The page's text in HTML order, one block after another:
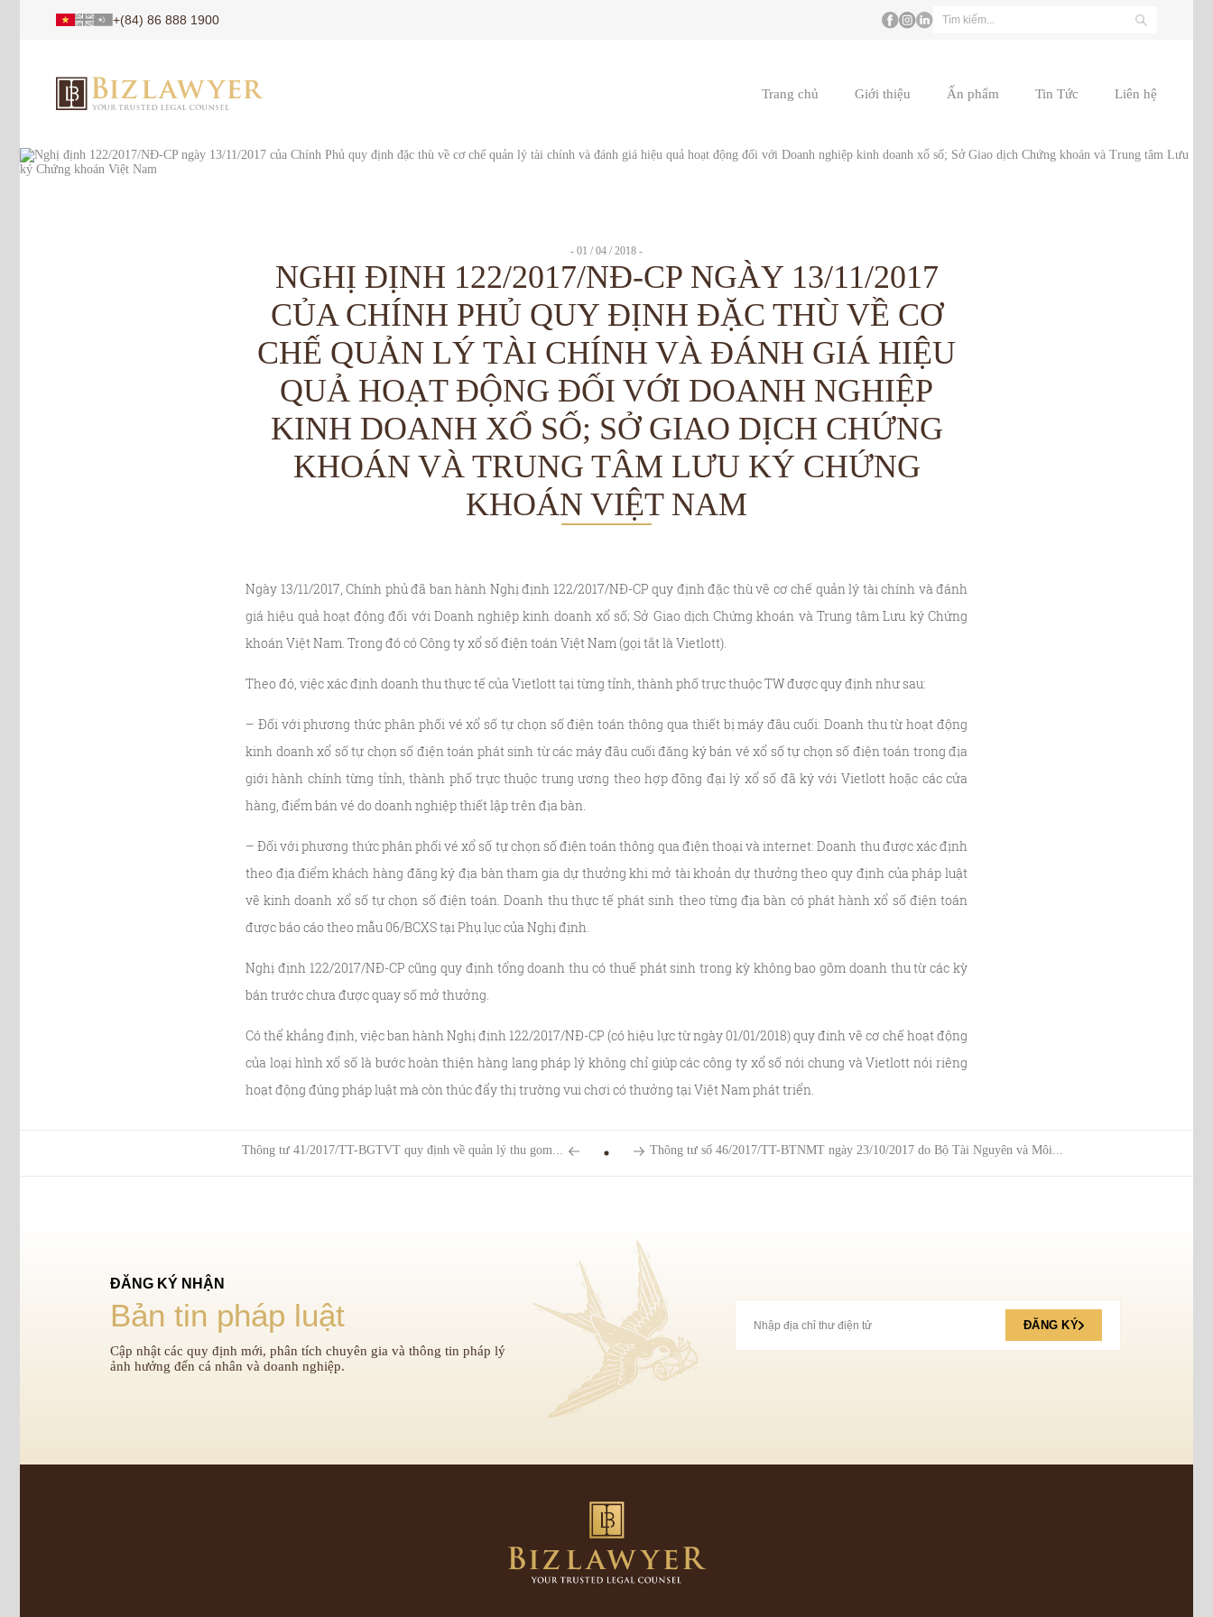
+(84) 86 888 1900
Trang chủ Giới thiệu Ấn phẩm Tin Tức Liên hệ
- 01 / 04 / 2018 -
NGHỊ ĐỊNH 122/2017/NĐ-CP NGÀY 13/11/2017
CỦA CHÍNH PHỦ QUY ĐỊNH ĐẶC THÙ VỀ CƠ
CHẾ QUẢN LÝ TÀI CHÍNH VÀ ĐÁNH GIÁ HIỆU
QUẢ HOẠT ĐỘNG ĐỐI VỚI DOANH NGHIỆP
KINH DOANH XỔ SỐ; SỞ GIAO DỊCH CHỨNG
KHOÁN VÀ TRUNG TÂM LƯU KÝ CHỨNG
KHOÁN VIỆT NAM
Ngày 13/11/2017, Chính phủ đã ban hành Nghị định 122/2017/NĐ-CP quy định đặc thù về cơ chế quản lý tài chính và đánh
giá hiệu quả hoạt động đối với Doanh nghiệp kinh doanh xổ số; Sở Giao dịch Chứng khoán và Trung tâm Lưu ký Chứng
khoán Việt Nam. Trong đó có Công ty xổ số điện toán Việt Nam (gọi tắt là Vietlott).
Theo đó, việc xác định doanh thu thực tế của Vietlott tại từng tỉnh, thành phố trực thuộc TW được quy định như sau:
– Đối với phương thức phân phối vé xổ số tự chọn số điện toán thông qua thiết bị máy đầu cuối: Doanh thu từ hoạt động
kinh doanh xổ số tự chọn số điện toán phát sinh từ các máy đầu cuối đăng ký bán vé xổ số tự chọn số điện toán trong địa
giới hành chính từng tỉnh, thành phố trực thuộc trung ương theo hợp đồng đại lý xổ số đã ký với Vietlott hoặc các cửa
hàng, điểm bán vé do doanh nghiệp thiết lập trên địa bàn.
– Đối với phương thức phân phối vé xổ số tự chọn số điện toán thông qua điện thoại và internet: Doanh thu được xác định
theo địa điểm khách hàng đăng ký địa bàn tham gia dự thưởng khi mở tài khoản dự thưởng theo quy định của pháp luật
về kinh doanh xổ số tự chọn số điện toán. Doanh thu thực tế phát sinh theo từng địa bàn có phát hành xổ số điện toán
được báo cáo theo mẫu 06/BCXS tại Phụ lục của Nghị định.
Nghị định 122/2017/NĐ-CP cũng quy định tổng doanh thu có thuế phát sinh trong kỳ không bao gồm doanh thu từ các kỳ
bán trước chưa được quay số mở thưởng.
Có thể khẳng định, việc ban hành Nghị định 122/2017/NĐ-CP (có hiệu lực từ ngày 01/01/2018) quy đinh về cơ chế hoạt động
của loại hình xổ số là bước hoàn thiện hàng lang pháp lý không chỉ giúp các công ty xổ số nói chung và Vietlott nói riêng
hoạt động đúng pháp luật mà còn thúc đẩy thị trường vui chơi có thưởng tại Việt Nam phát triển.
Thông tư 41/2017/TT-BGTVT quy định về quản lý thu gom... Thông tư số 46/2017/TT-BTNMT ngày 23/10/2017 do Bộ Tài Nguyên và Môi...
ĐĂNG KÝ NHẬN
Bản tin pháp luật
Cập nhật các quy định mới, phân tích chuyên gia và thông tin pháp lý
ảnh hưởng đến cá nhân và doanh nghiệp.
ĐĂNG KÝ